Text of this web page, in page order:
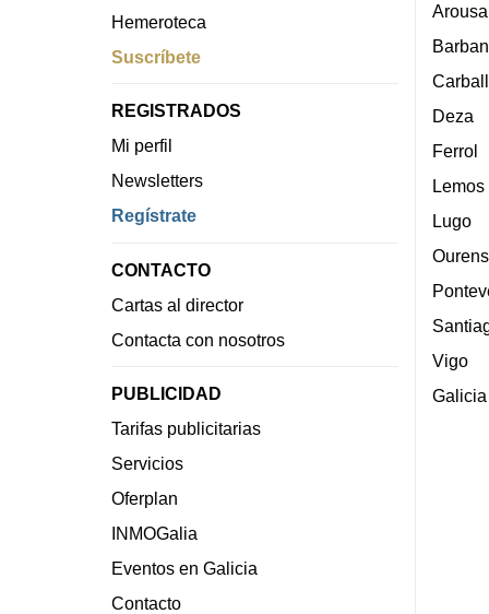
Hemeroteca
Suscríbete
REGISTRADOS
Mi perfil
Newsletters
Regístrate
CONTACTO
Cartas al director
Contacta con nosotros
PUBLICIDAD
Tarifas publicitarias
Servicios
Oferplan
INMOGalia
Eventos en Galicia
Contacto
Arousa
Deza
Ferrol
Lemos
Lugo
Vigo